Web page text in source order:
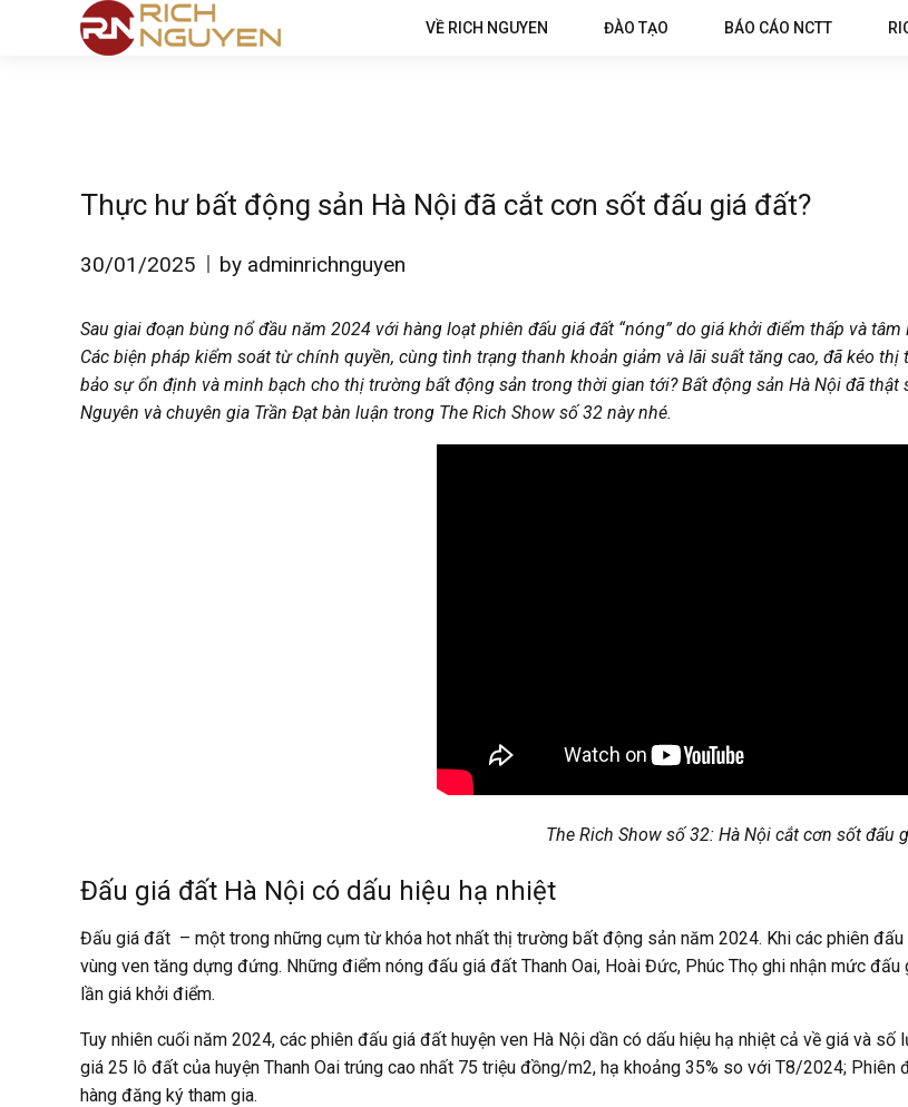
VỀ RICH NGUYEN ĐÀO TẠO BÁO CÁO NCTT
Thực hư bất động sản Hà Nội đã cắt cơn sốt đấu giá đất?
30/01/2025 by adminrichnguyen
Sau giai đoạn bùng nổ đầu năm 2024 với hàng loạt phiên đấu giá đất “nóng” do giá khởi điểm thấp và
Các biện pháp kiểm soát từ chính quyền, cùng tình trạng thanh khoản giảm và lãi suất tăng cao, đã kéo
bảo sự ổn định và minh bạch cho thị trường bất động sản trong thời gian tới? Bất động sản Hà Nội đã
Nguyên và chuyên gia Trần Đạt bàn luận trong The Rich Show số 32 này nhé.
The Rich Show số 32: Hà Nội cắt cơn sốt đấu
Đấu giá đất Hà Nội có dấu hiệu hạ nhiệt
Đấu giá đất – một trong những cụm từ khóa hot nhất thị trường bất động sản năm 2024. Khi các phiên
vùng ven tăng dựng đứng. Những điểm nóng đấu giá đất Thanh Oai, Hoài Đức, Phúc Thọ ghi nhận mức
lần giá khởi điểm.
Tuy nhiên cuối năm 2024, các phiên đấu giá đất huyện ven Hà Nội dần có dấu hiệu hạ nhiệt cả về giá và
giá 25 lô đất của huyện Thanh Oai trúng cao nhất 75 triệu đồng/m2, hạ khoảng 35% so với T8/2024;
hàng đăng ký tham gia.